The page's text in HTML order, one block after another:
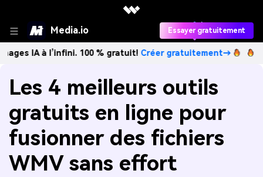
Media.io Essayer gratuitement
l’infini. 100 % gratuit!Créer gratuitement→ Créez des
Les 4 meilleurs outils
gratuits en ligne pour
fusionner des fichiers
WMV sans effort